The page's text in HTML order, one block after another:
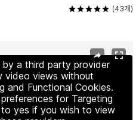
(43개)
a third party provider
video views without
and Functional Cookies.
for Targeting
yes if you wish to view